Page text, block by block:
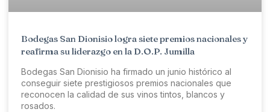
Bodegas San Dionisio logra siete premios nacionales y
reafirma su liderazgo en la D.O.P. Jumilla
Bodegas San Dionisio ha firmado un junio histórico al
conseguir siete prestigiosos premios nacionales que
reconocen la calidad de sus vinos tintos, blancos y
rosados.